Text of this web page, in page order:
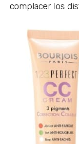
complacer los